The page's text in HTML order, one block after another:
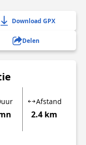
Download GPX
Delen
Afstand
2.4 km